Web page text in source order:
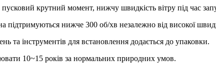
крутний момент, нижчу швидкість вітру під час
підтримуються нижче 300 об/хв незалежно від високої
та інструментів для встановлення додається до упаковки.
10~15 років за нормальних природних умов.